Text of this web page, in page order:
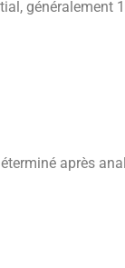
généralement
après